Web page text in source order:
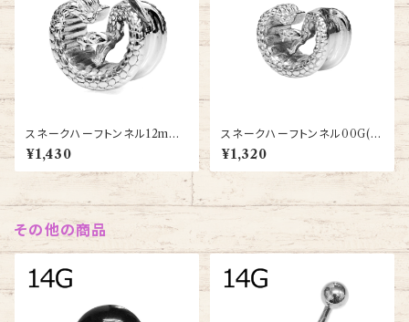
スネークハーフトンネル12mm
(SCHT021-12m-SS)
¥1,430
スネークハーフトンネル00G(S
CHT021-00G-SS)
¥1,320
その他の商品